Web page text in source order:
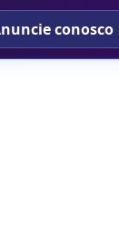
conosco